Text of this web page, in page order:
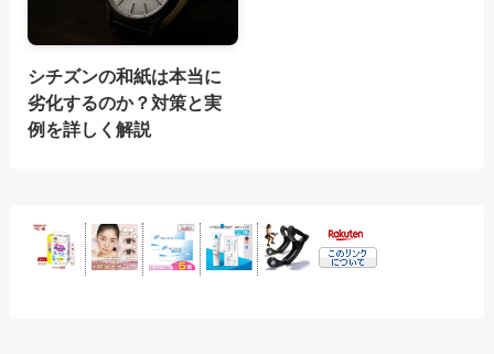
シチズンの和紙は本当に
劣化するのか？対策と実
例を詳しく解説